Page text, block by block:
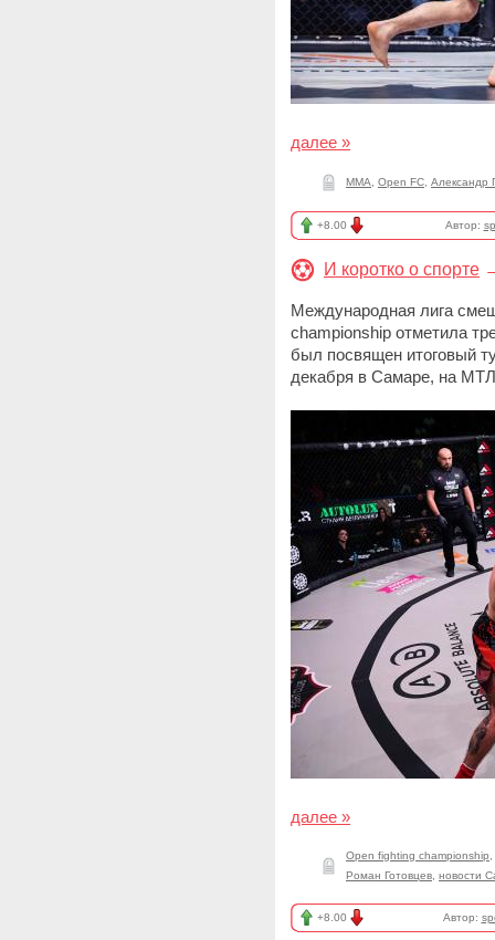
далее »
ММА Open FC Александр
+8.00 Автор:
И коротко о спорте
Международная лига
championship отметила
был посвящен итоговый
декабря в Самаре, на
далее »
Open fighting championship
Роман Готовцев новости
+8.00 Автор: